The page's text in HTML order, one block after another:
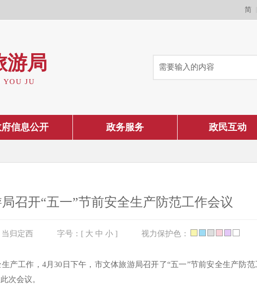
简
游局
JU
信息公开 政务服务 政民互动
召开“五一”节前安全生产防范工作会议
当归定西 字号：[ 大 中 小 ] 视力保护色：
产工作，4月30日下午，市文体旅游局召开了“五一”节前安全生产防
次会议。